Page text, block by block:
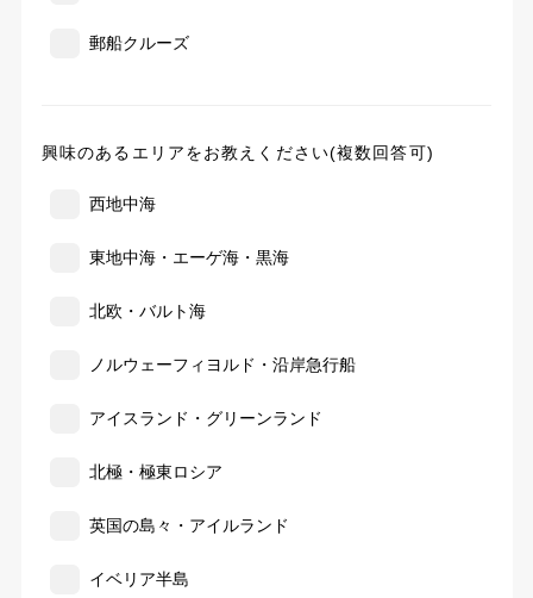
郵船クルーズ
興味のあるエリアをお教えください(複数回答可)
西地中海
東地中海・エーゲ海・黒海
北欧・バルト海
ノルウェーフィヨルド・沿岸急行船
アイスランド・グリーンランド
北極・極東ロシア
英国の島々・アイルランド
イベリア半島